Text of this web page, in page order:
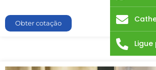
Obter cotação